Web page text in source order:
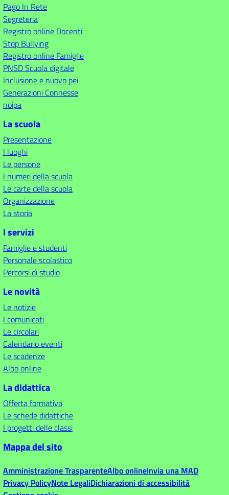
Pago In Rete
Segreteria
Registro online Docenti
Stop Bullying
Registro online Famiglie
PNSD Scuola digitale
Inclusione e nuovo pei
Generazioni Connesse
noipa
La scuola
Presentazione
I luoghi
Le persone
I numeri della scuola
Le carte della scuola
Organizzazione
La storia
I servizi
Famiglie e studenti
Personale scolastico
Percorsi di studio
Le novità
Le notizie
I comunicati
Le circolari
Calendario eventi
Le scadenze
Albo online
La didattica
Offerta formativa
Le schede didattiche
I progetti delle classi
Mappa del sito
Amministrazione TrasparenteAlbo onlineInvia una MAD
Privacy PolicyNote LegaliDichiarazioni di accessibilità